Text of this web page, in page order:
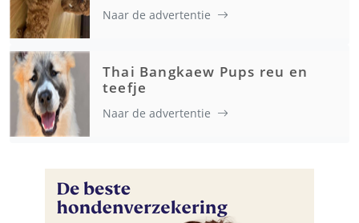
Naar de advertentie
Thai Bangkaew Pups reu en
teefje
Naar de advertentie